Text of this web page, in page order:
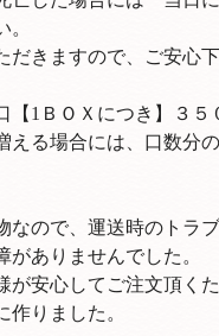
。
だきますので、ご安心下
【1ＢＯＸにつき】３５
える場合には、口数分
ので、運送時のトラ
がありませんでした。
が安心してご注文頂く
作りました。